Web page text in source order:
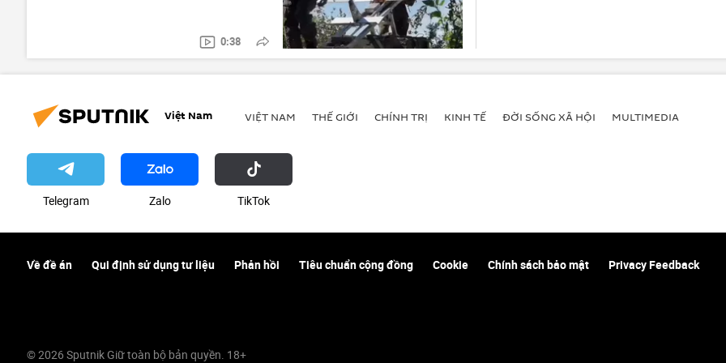
0:38
Việt Nam VIỆT NAM THẾ GIỚI CHÍNH TRỊ KINH TẾ ĐỜI SỐNG XÃ HỘI MULTIMEDIA
Telegram Zalo ТikТоk
Về đề án Qui định sử dụng tư liệu Phản hồi Tiêu chuẩn cộng đồng Cookie Chính sách bảo mật Privacy Feedback
© 2026 Sputnik Giữ toàn bộ bản quyền. 18+